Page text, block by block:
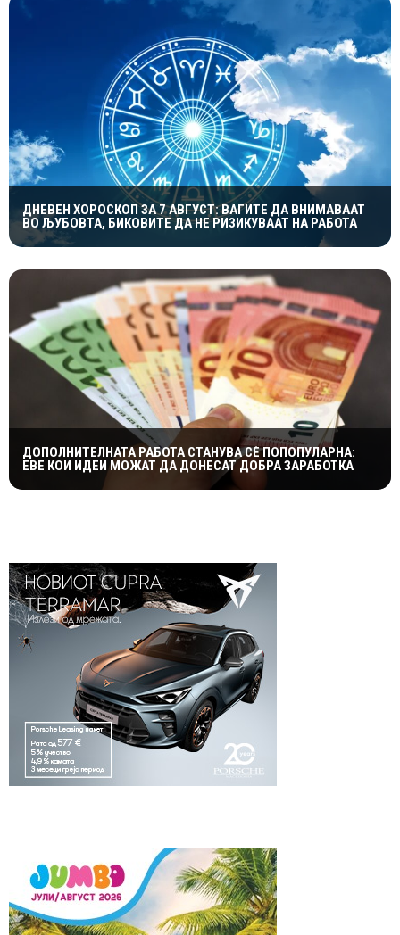
ДНЕВЕН ХОРОСКОП ЗА 7 АВГУСТ: ВАГИТЕ ДА ВНИМАВААТ
ВО ЉУБОВТА, БИКОВИТЕ ДА НЕ РИЗИКУВААТ НА РАБОТА
ДОПОЛНИТЕЛНАТА РАБОТА СТАНУВА СÈ ПОПОПУЛАРНА:
ЕВЕ КОИ ИДЕИ МОЖАТ ДА ДОНЕСАТ ДОБРА ЗАРАБОТКА